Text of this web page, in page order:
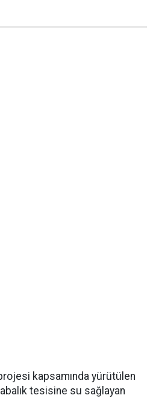
kapsamında yürütülen
tesisine su sağlayan